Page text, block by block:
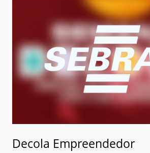
Decola Empreendedor